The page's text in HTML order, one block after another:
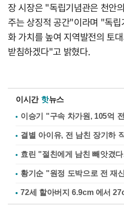
장 시장은 "독립기념관은 천안
주는 상징적 공간"이라며 "독
화 가치를 높여 지역발전의 토
받침하겠다"고 밝혔다.
이시간 핫뉴스
이승기 "구속 차가원, 105억
결별 아이유, 전 남친 장기하
효린 "절친에게 남친 빼앗겼
황기순 "원정 도박으로 전 재